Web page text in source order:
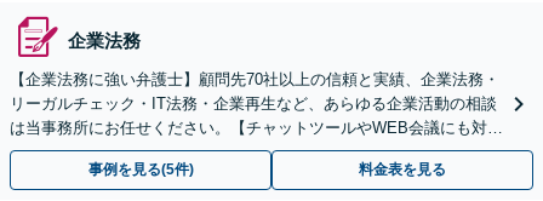
企業法務
【企業法務に強い弁護士】顧問先70社以上の信頼と実績、企業法務・
リーガルチェック・IT法務・企業再生など、あらゆる企業活動の相談
は当事務所にお任せください。【チャットツールやWEB会議にも対
応】
事例を見る(5件) 料金表を見る